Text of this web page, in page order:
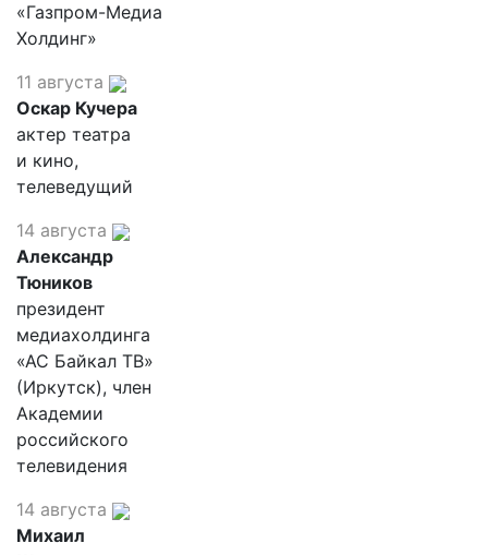
«Газпром-Медиа
Холдинг»
11 августа
Оскар Кучера
актер театра
и кино,
телеведущий
14 августа
Александр
Тюников
президент
медиахолдинга
«АС Байкал ТВ»
(Иркутск), член
Академии
российского
телевидения
14 августа
Михаил